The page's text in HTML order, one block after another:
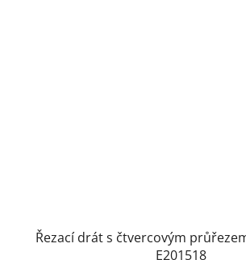
Řezací drát s čtvercovým
E201518